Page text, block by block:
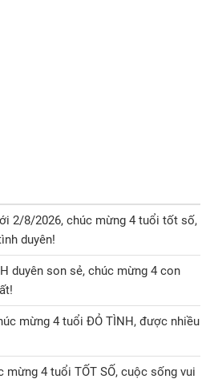
2/8/2026, chúc mừng 4 tuổi tốt số,
duyên!
duyên son sẻ, chúc mừng 4 con
mừng 4 tuổi ĐỎ TÌNH, được nhiều
4 tuổi TỐT SỐ, cuộc sống vui